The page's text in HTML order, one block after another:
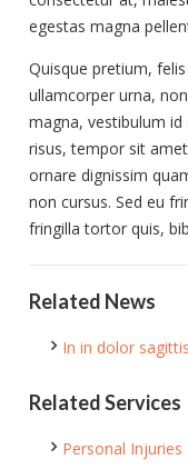
egestas magna
Quisque pretium,
ullamcorper urna,
magna, vestibulum
risus, tempor sit
ornare dignissim
non cursus. Sed eu
fringilla tortor quis,
Related News
In in dolor
Related Services
Personal Injuries